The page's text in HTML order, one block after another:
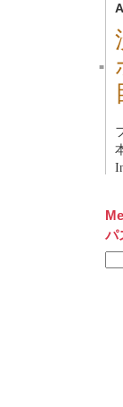
■
パ